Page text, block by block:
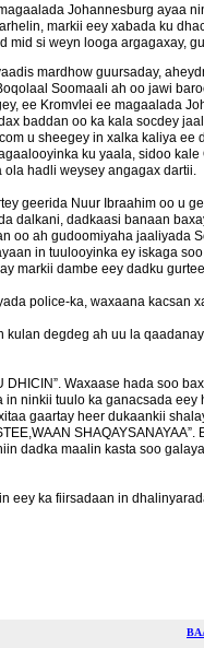
Johannesburg ayaa
markii eey xabada ku
si weyn looga argagaxay,
mardhow guursaday,
Soomaali ah oo jawi
ee Kromvlei ee magaalada
baddan oo ka kala socdey
u sheegey in xalka kaliya
ku yaala, sidoo
hadli weysey angagax dartii.
geerida Nuur Ibraahim oo u
dalkani, dadkaasi banaan
oo ah gudoomiyaha jaaliyada
in tuulooyinka ey iskaga
markii dambe eey dadku
police-ka, waxaana kacsan
degdeg ah uu la
Waxaase hada soo
ninkii tuulo ka ganacsada
gaartay heer dukaankii
dadka maalin kasta soo
ka fiirsadaan in